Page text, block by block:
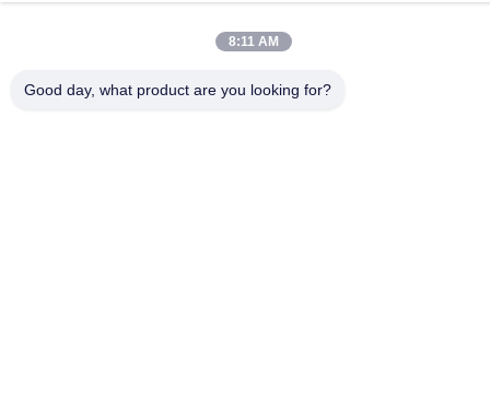
Kebijakan Privasi|Sitemap
8:11 AM
Good day, what product are you looking for?